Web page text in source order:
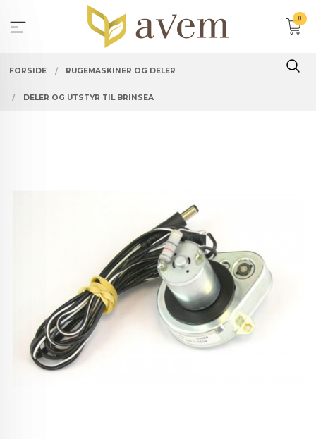
innholdet
0
FORSIDE RUGEMASKINER OG DELER
DELER OG UTSTYR TIL BRINSEA